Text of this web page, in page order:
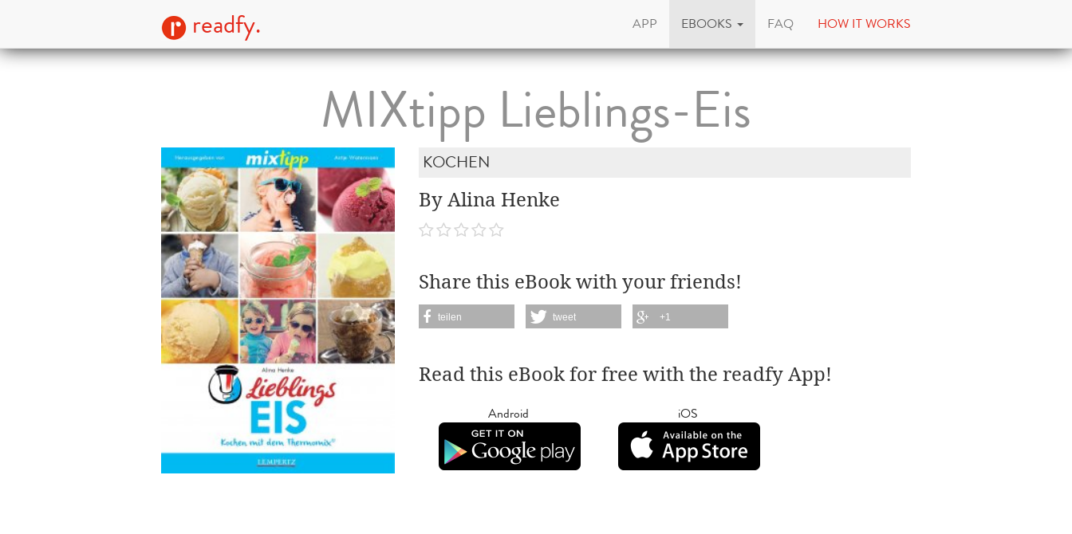
readfy. APP EBOOKS FAQ HOW IT WORKS
MIXtipp Lieblings-Eis
KOCHEN
By Alina Henke
Share this eBook with your friends!
teilen tweet +1
Read this eBook for free with the readfy App!
Android iOS